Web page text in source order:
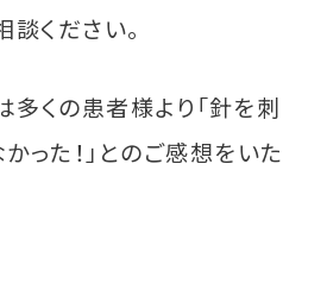
談ください。
くの患者様より「針を刺
った！」とのご感想をいた